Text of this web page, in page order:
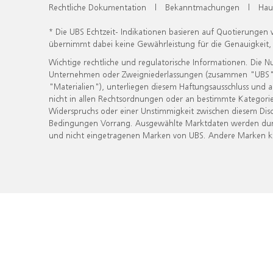
Rechtliche Dokumentation | Bekanntmachungen |
* Die UBS Echtzeit- Indikationen basieren auf
übernimmt dabei keine Gewährleistung für die
Wichtige rechtliche und regulatorische Informationen. Die
Unternehmen oder Zweigniederlassungen (zusammen
"Materialien"), unterliegen diesem Haftungsausschluss
nicht in allen Rechtsordnungen oder an bestimmte
Widerspruchs oder einer Unstimmigkeit zwischen diesem
Bedingungen Vorrang. Ausgewählte Marktdaten werden
und nicht eingetragenen Marken von UBS. Andere Marken